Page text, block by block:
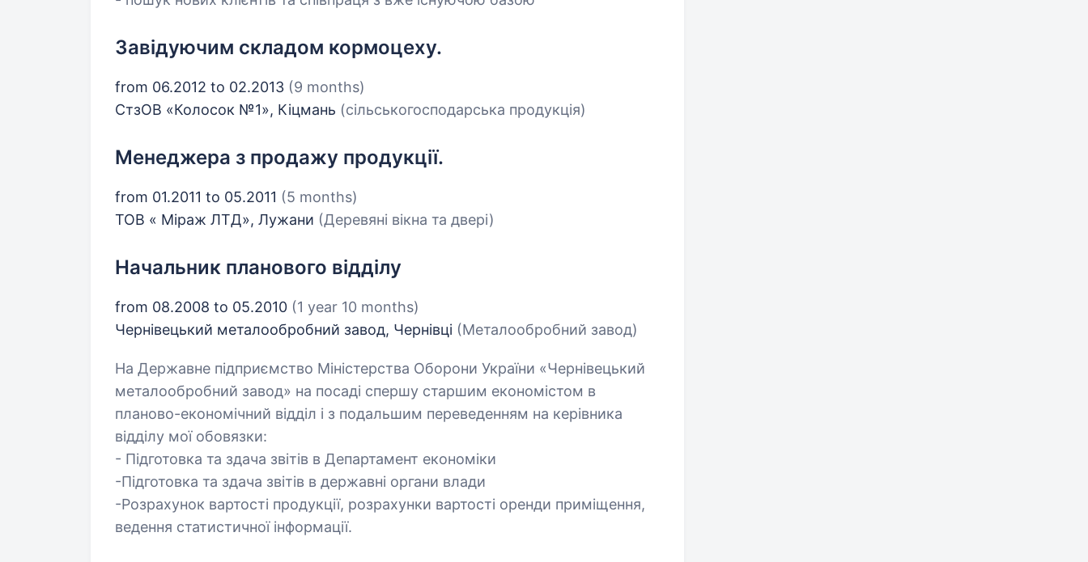
Завідуючим складом кормоцеху.
from 06.2012 to 02.2013 (9 months)
СтзОВ «Колосок №1», Кіцмань (сільськогосподарська продукція)
Менеджера з продажу продукції.
from 01.2011 to 05.2011 (5 months)
ТОВ « Міраж ЛТД», Лужани (Деревяні вікна та двері)
Начальник планового відділу
from 08.2008 to 05.2010 (1 year 10 months)
Чернівецький металообробний завод, Чернівці (Металообробний завод)
На Державне підприємство Міністерства Оборони України «Чернівецький
металообробний завод» на посаді спершу старшим економістом в
планово-економічний відділ і з подальшим переведенням на керівника
відділу мої обовязки:
- Підготовка та здача звітів в Департамент економіки
-Підготовка та здача звітів в державні органи влади
-Розрахунок вартості продукції, розрахунки вартості оренди приміщення,
ведення статистичної інформації.